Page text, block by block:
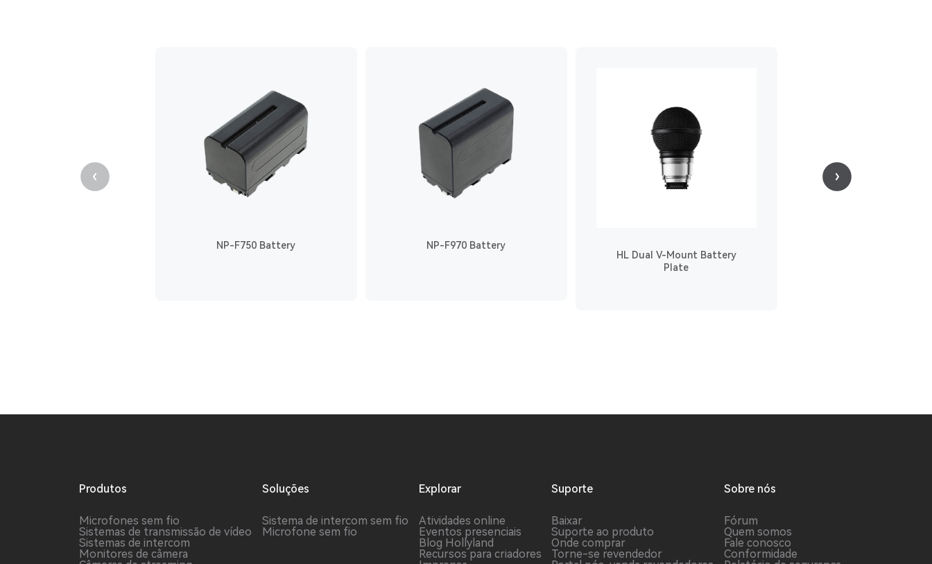
NP-F750 Battery
NP-F970 Battery
HL Dual V-Mount Battery
Plate
Produtos
Microfones sem fio
Sistemas de transmissão de vídeo
Sistemas de intercom
Monitores de câmera
Soluções
Sistema de intercom sem fio
Microfone sem fio
Explorar
Atividades online
Eventos presenciais
Blog Hollyland
Recursos para criadores
Suporte
Baixar
Suporte ao produto
Onde comprar
Torne-se revendedor
Sobre nós
Fórum
Quem somos
Fale conosco
Conformidade